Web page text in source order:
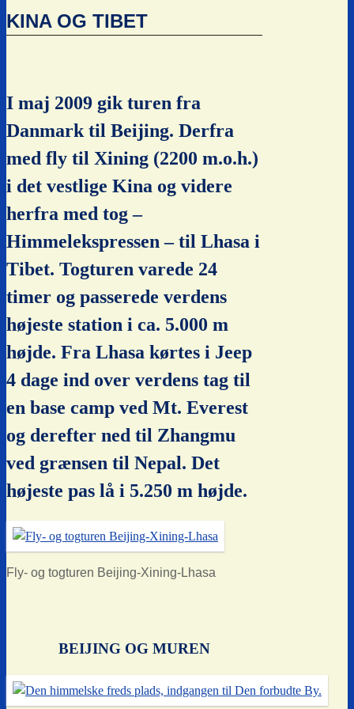
KINA OG TIBET
I maj 2009 gik turen fra
Danmark til Beijing. Derfra
med fly til Xining (2200 m.o.h.)
i det vestlige Kina og videre
herfra med tog –
Himmelekspressen – til Lhasa i
Tibet. Togturen varede 24
timer og passerede verdens
højeste station i ca. 5.000 m
højde. Fra Lhasa kørtes i Jeep
4 dage ind over verdens tag til
en base camp ved Mt. Everest
og derefter ned til Zhangmu
ved grænsen til Nepal. Det
højeste pas lå i 5.250 m højde.
Fly- og togturen Beijing-Xining-Lhasa
BEIJING OG MUREN